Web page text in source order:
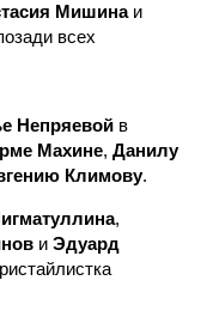
Мишинаи
всех
Непряевой в
Махине, Данилу
Климову.
,
и Эдуард